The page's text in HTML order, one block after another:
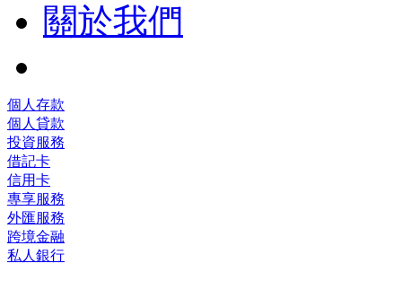
關於我們
個人存款
個人貸款
投資服務
借記卡
信用卡
專享服務
外匯服務
跨境金融
私人銀行